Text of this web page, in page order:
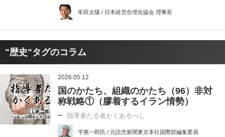
牟田太陽 / 日本経営合理化協会 理事長
"歴史"タグのコラム
2026.05.12
国のかたち、組織のかたち（96）非対
称戦略①（膠着するイラン情勢）
指導者たる者かくあるべし
宇惠一郎氏 / 元読売新聞東京本社国際部編集委員